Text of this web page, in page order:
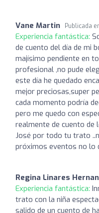
Vane Martin Publicada
Experiencia fantástica:
de cuento del día de mi
majísimo pendiente en
profesional ,no pude
este día he quedado
mejor preciosas,super
cada momento podría
pero me quedo con
realmente de cuento de
José por todo tu trato
próximos eventos no lo
Regina Linares
Experiencia fantástica:
trato con la niña
salido de un cuento de